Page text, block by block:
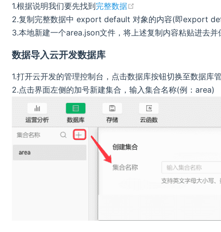
1.根据说明我们要先找到完整数据
2.复制完整数据中 export default 对象的内容(即export
3.本地新建一个area.json文件，将上述复制内容粘贴进去并
数据导入云开发数据库
1.打开云开发的管理控制台，点击数据库按钮切换至数据库
2.点击界面左侧的加号新建集合，输入集合名称(例：area)